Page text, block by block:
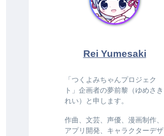
Rei Yumesaki
「つくよみちゃんプロジェク
ト」企画者の夢前黎（ゆめさき
れい）と申します。
作曲、文芸、声優、漫画制作、
アプリ開発、キャラクターデザ